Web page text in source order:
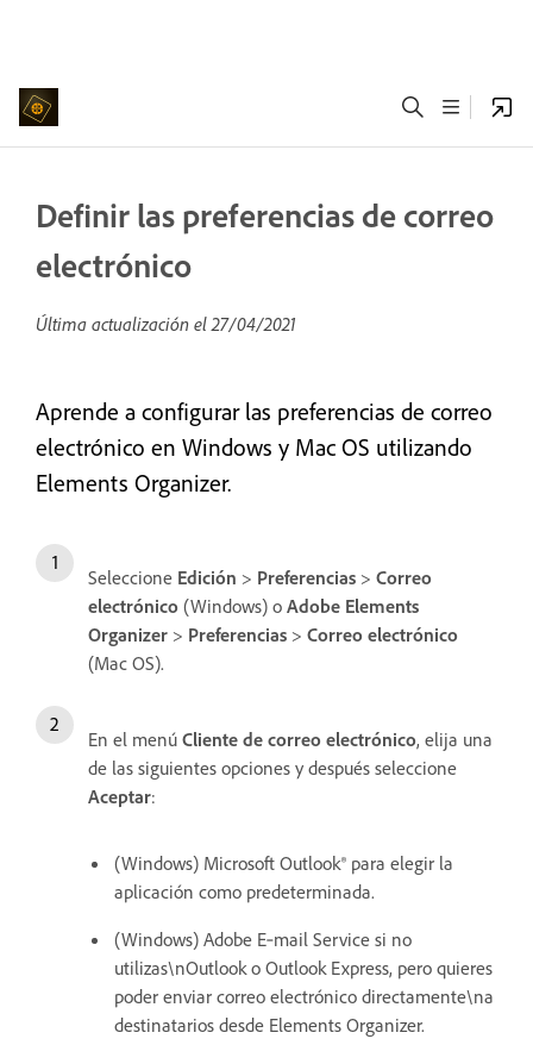
Definir las preferencias de correo
electrónico
Última actualización el27/04/2021
Aprende a configurar las preferencias de correo
electrónico en Windows y Mac OS utilizando
Elements Organizer.
Seleccione Edición > Preferencias > Correo
electrónico (Windows) o Adobe Elements
Organizer > Preferencias > Correo electrónico
(Mac OS).
En el menú Cliente de correo electrónico, elija una
de las siguientes opciones y después seleccione
Aceptar:
(Windows) Microsoft Outlook® para elegir la
aplicación como predeterminada.
(Windows) Adobe E‑mail Service si no
utilizas\nOutlook o Outlook Express, pero quieres
poder enviar correo electrónico directamente\na
destinatarios desde Elements Organizer.